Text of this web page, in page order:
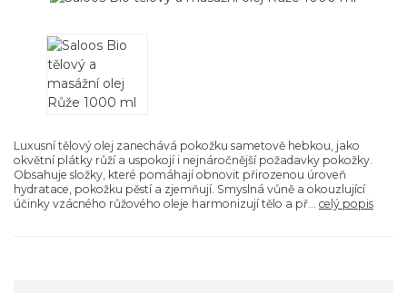
Luxusní tělový olej zanechává pokožku sametově hebkou, jako
okvětní plátky růží a uspokojí i nejnáročnější požadavky pokožky.
Obsahuje složky, které pomáhají obnovit přirozenou úroveň
hydratace, pokožku pěstí a zjemňují. Smyslná vůně a okouzlující
účinky vzácného růžového oleje harmonizují tělo a př... celý popis